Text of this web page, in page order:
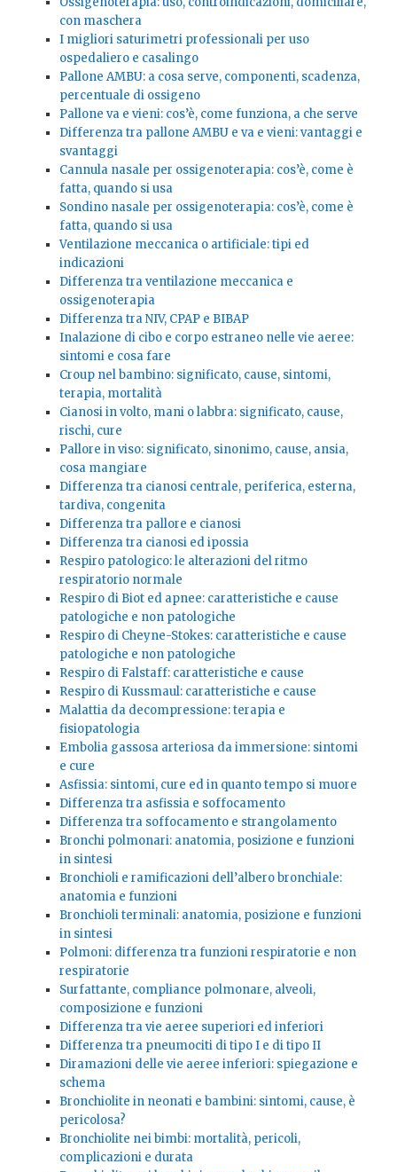
con maschera
I migliori saturimetri professionali per uso
ospedaliero e casalingo
Pallone AMBU: a cosa serve, componenti, scadenza,
percentuale di ossigeno
Pallone va e vieni: cos’è, come funziona, a che serve
Differenza tra pallone AMBU e va e vieni: vantaggi e
svantaggi
Cannula nasale per ossigenoterapia: cos’è, come è
fatta, quando si usa
Sondino nasale per ossigenoterapia: cos’è, come è
fatta, quando si usa
Ventilazione meccanica o artificiale: tipi ed
indicazioni
Differenza tra ventilazione meccanica e
ossigenoterapia
Differenza tra NIV, CPAP e BIBAP
Inalazione di cibo e corpo estraneo nelle vie aeree:
sintomi e cosa fare
Croup nel bambino: significato, cause, sintomi,
terapia, mortalità
Cianosi in volto, mani o labbra: significato, cause,
rischi, cure
Pallore in viso: significato, sinonimo, cause, ansia,
cosa mangiare
Differenza tra cianosi centrale, periferica, esterna,
tardiva, congenita
Differenza tra pallore e cianosi
Differenza tra cianosi ed ipossia
Respiro patologico: le alterazioni del ritmo
respiratorio normale
Respiro di Biot ed apnee: caratteristiche e cause
patologiche e non patologiche
Respiro di Cheyne-Stokes: caratteristiche e cause
patologiche e non patologiche
Respiro di Falstaff: caratteristiche e cause
Respiro di Kussmaul: caratteristiche e cause
Malattia da decompressione: terapia e
fisiopatologia
Embolia gassosa arteriosa da immersione: sintomi
e cure
Asfissia: sintomi, cure ed in quanto tempo si muore
Differenza tra asfissia e soffocamento
Differenza tra soffocamento e strangolamento
Bronchi polmonari: anatomia, posizione e funzioni
in sintesi
Bronchioli e ramificazioni dell’albero bronchiale:
anatomia e funzioni
Bronchioli terminali: anatomia, posizione e funzioni
in sintesi
Polmoni: differenza tra funzioni respiratorie e non
respiratorie
Surfattante, compliance polmonare, alveoli,
composizione e funzioni
Differenza tra vie aeree superiori ed inferiori
Differenza tra pneumociti di tipo I e di tipo II
Diramazioni delle vie aeree inferiori: spiegazione e
schema
Bronchiolite in neonati e bambini: sintomi, cause, è
pericolosa?
Bronchiolite nei bimbi: mortalità, pericoli,
complicazioni e durata